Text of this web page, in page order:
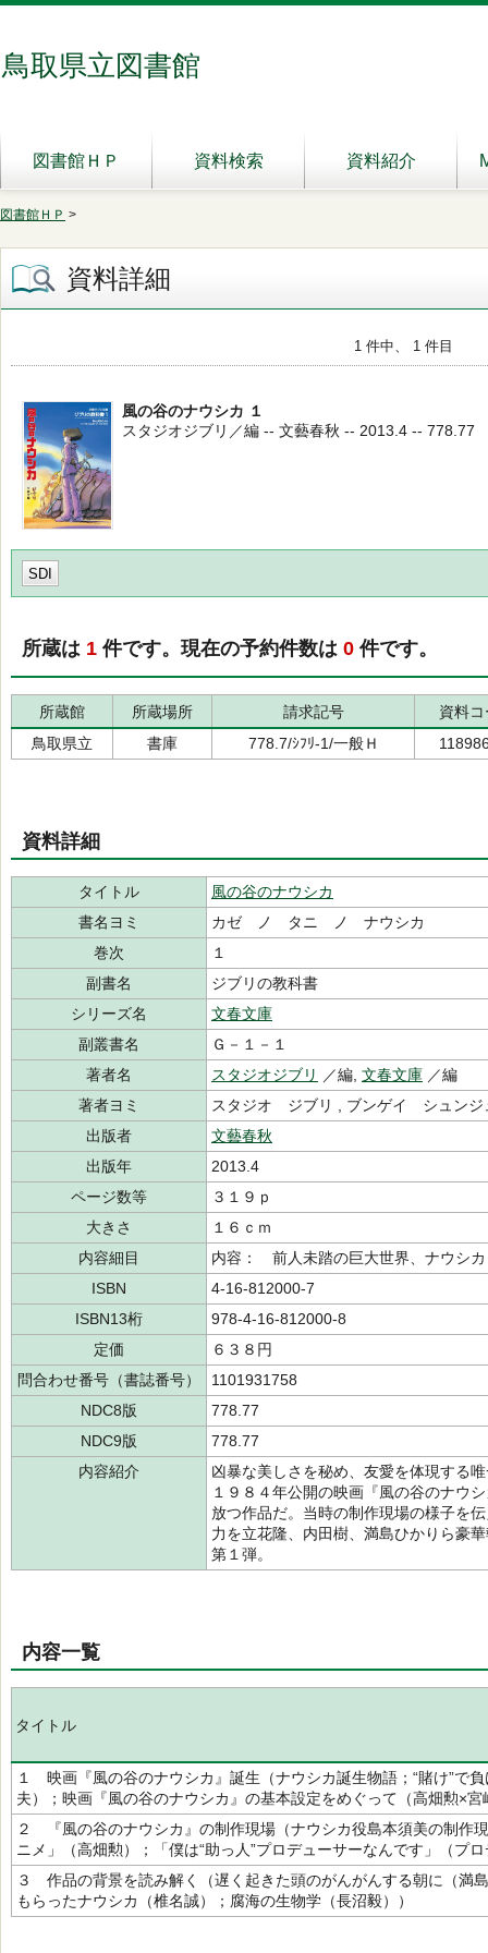
鳥取県立図書館
図書館ＨＰ 資料検索 資料紹介
図書館ＨＰ >
資料詳細
1 件中、 1 件目
風の谷のナウシカ １
スタジオジブリ／編 -- 文藝春秋 -- 2013.4 -- 778.77
SDI
所蔵は 1 件です。現在の予約件数は 0 件です。
所蔵館 所蔵場所 請求記号
資料
鳥取県立
書庫 778.7/ｼﾌﾘ-1/一般Ｈ
資料詳細
タイトル
風の谷のナウシカ
書名ヨミ
カゼ ノ タニ ノ ナウシカ
巻次
１
副書名
ジブリの教科書
シリーズ名
文春文庫
副叢書名
Ｇ－１－１
著者名
スタジオジブリ ／編, 文春文庫 ／編
著者ヨミ
スタジオ ジブリ , ブンゲイ シュン
出版者
文藝春秋
出版年
2013.4
ページ数等
３１９ｐ
大きさ
１６ｃｍ
内容細目
内容： 前人未踏の巨大世界、ナウシ
ISBN
4-16-812000-7
ISBN13桁
978-4-16-812000-8
定価
６３８円
問合わせ番号（書誌番号）
1101931758
NDC8版
778.77
NDC9版
778.77
内容紹介
凶暴な美しさを秘め、友愛を体現する
１９８４年公開の映画『風の谷のナウ
放つ作品だ。当時の制作現場の様子を
力を立花隆、内田樹、満島ひかりら豪
第１弾。
内容一覧
タイトル
１ 映画『風の谷のナウシカ』誕生（ナウシカ誕生物語；“賭け”で
夫）；映画『風の谷のナウシカ』の基本設定をめぐって（高畑勲×宮
２ 『風の谷のナウシカ』の制作現場（ナウシカ役島本須美の制作
ニメ」（高畑勲）；「僕は“助っ人”プロデューサーなんです」（プ
３ 作品の背景を読み解く（遅く起きた頭のがんがんする朝に（満
もらったナウシカ（椎名誠）；腐海の生物学（長沼毅））